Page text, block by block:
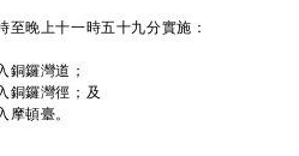
晚上十一時五十九分實施：
鑼灣道；
銅鑼灣徑；及
頓臺。